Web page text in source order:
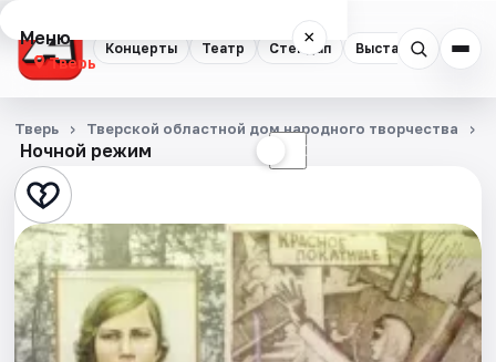
Концерты Театр Стендап Выставки
Меню ×
Тверь
Концерты
Театр
Стендап
Выставки
Квесты
Ночной режим ☾
Тверь Тверской областной дом народного творчества